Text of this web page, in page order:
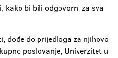
kako bi bili odgovorni za sva
dođe do prijedloga za njihovo
poslovanje, Univerzitet u